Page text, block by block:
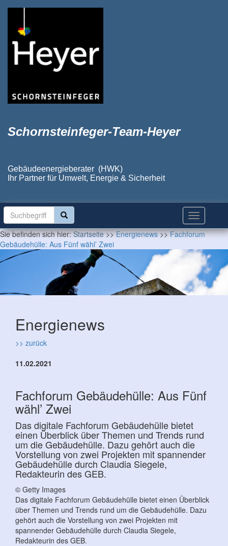
Schornsteinfeger-Team-Heyer
Gebäudeenergieberater (HWK)
Ihr Partner für Umwelt, Energie & Sicherheit
Sie befinden sich hier:Startseite>>Energienews>>Fachforum
Gebäudehülle: Aus Fünf wähl’ Zwei
Energienews
>> zurück
11.02.2021
Fachforum Gebäudehülle: Aus Fünf
wähl’ Zwei
Das digitale Fachforum Gebäudehülle bietet
einen Überblick über Themen und Trends rund
um die Gebäudehülle. Dazu gehört auch die
Vorstellung von zwei Projekten mit spannender
Gebäudehülle durch Claudia Siegele,
Redakteurin des GEB.
© Getty Images
Das digitale Fachforum Gebäudehülle bietet einen Überblick
über Themen und Trends rund um die Gebäudehülle. Dazu
gehört auch die Vorstellung von zwei Projekten mit
spannender Gebäudehülle durch Claudia Siegele,
Redakteurin des GEB.